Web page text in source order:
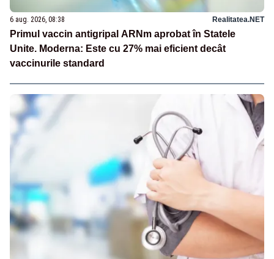
6 aug. 2026, 08:38 Realitatea.NET
Primul vaccin antigripal ARNm aprobat în Statele
Unite. Moderna: Este cu 27% mai eficient decât
vaccinurile standard